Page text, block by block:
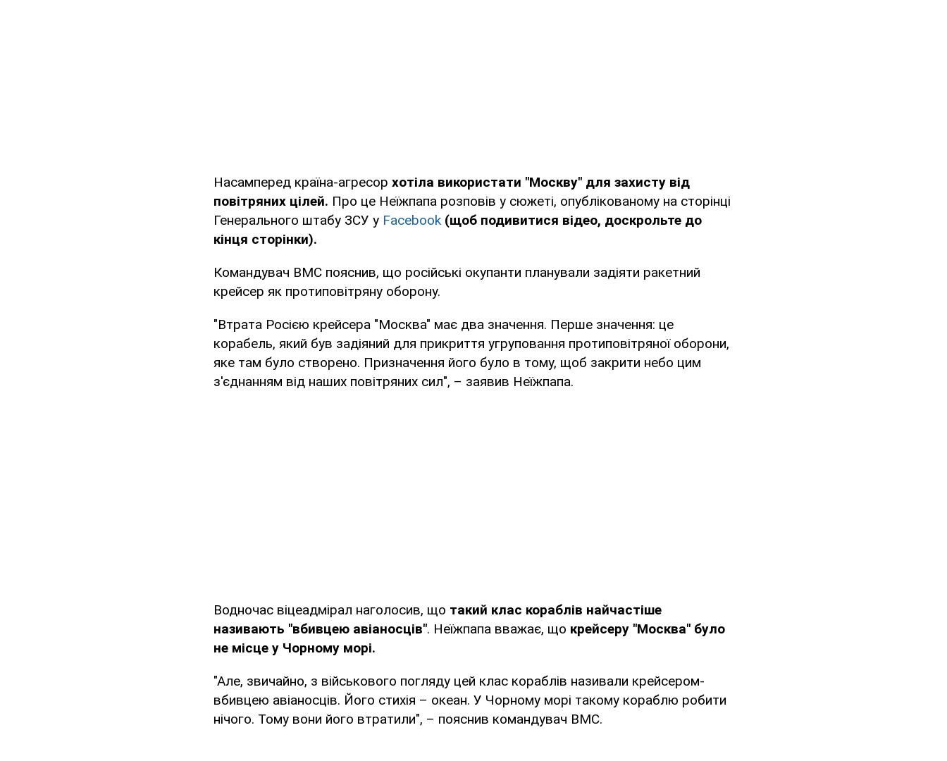
Насамперед країна-агресор хотіла використати "Москву" для захисту від
повітряних цілей. Про це Неїжпапа розповів у сюжеті, опублікованому на сторінці
Генерального штабу ЗСУ у Facebook (щоб подивитися відео, доскрольте до
кінця сторінки).
Командувач ВМС пояснив, що російські окупанти планували задіяти ракетний
крейсер як протиповітряну оборону.
"Втрата Росією крейсера "Москва" має два значення. Перше значення: це
корабель, який був задіяний для прикриття угруповання протиповітряної оборони,
яке там було створено. Призначення його було в тому, щоб закрити небо цим
з'єднанням від наших повітряних сил", – заявив Неїжпапа.
Водночас віцеадмірал наголосив, що такий клас кораблів найчастіше
називають "вбивцею авіаносців". Неїжпапа вважає, що крейсеру "Москва" було
не місце у Чорному морі.
"Але, звичайно, з військового погляду цей клас кораблів називали крейсером-
вбивцею авіаносців. Його стихія – океан. У Чорному морі такому кораблю робити
нічого. Тому вони його втратили", – пояснив командувач ВМС.